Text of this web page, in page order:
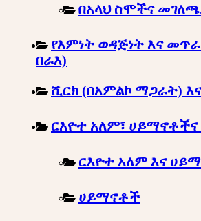
በአላህ ስሞችና
የእምነት ወዳጅነት እና
በራእ)
ሺርክ (በአምልኮ ማጋራት)
ርእዮተ አለም፣
ርእዮተ አለም እና
ሀይማኖቶች